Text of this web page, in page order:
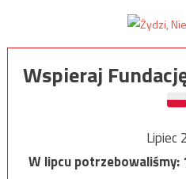
Wspieraj
Lipiec
W lipcu potrzebowaliśmy: